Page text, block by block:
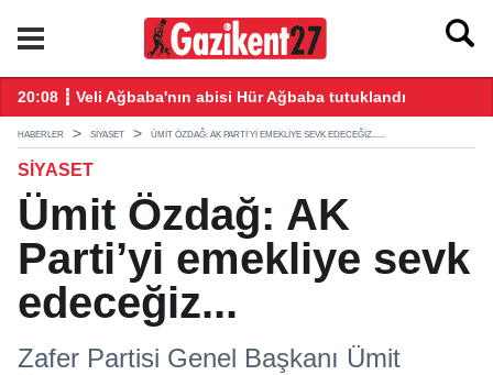
18:17 ┋ Özgür Özel: Özensiz, kötü hazırlanmış bir teklif...
HABERLER SIYASET ÜMIT ÖZDAĞ: AK PARTI’YI EMEKLIYE SEVK EDECEĞIZ......
SIYASET
Ümit Özdağ: AK
Parti’yi emekliye sevk
edeceğiz...
Zafer Partisi Genel Başkanı Ümit